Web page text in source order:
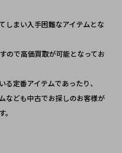
しまい入手困難なアイテムとな
ので高価買取が可能となってお
定番アイテムであったり、
なども中古でお探しのお客様が